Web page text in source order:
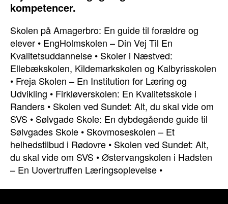
kompetencer.
Skolen på Amagerbro: En guide til forældre og
elever • EngHolmskolen – Din Vej Til En
Kvalitetsuddannelse • Skoler i Næstved:
Ellebækskolen, Kildemarkskolen og Kalbyrisskolen
• Freja Skolen – En Institution for Læring og
Udvikling • Firkløverskolen: En Kvalitetsskole i
Randers • Skolen ved Sundet: Alt, du skal vide om
SVS • Sølvgade Skole: En dybdegående guide til
Sølvgades Skole • Skovmoseskolen – Et
helhedstilbud i Rødovre • Skolen ved Sundet: Alt,
du skal vide om SVS •Østervangskolen i Hadsten
– En Uovertruffen Læringsoplevelse •